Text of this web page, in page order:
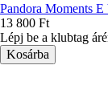
Pandora Moments E
13 800 Ft
Lépj be a klubtag